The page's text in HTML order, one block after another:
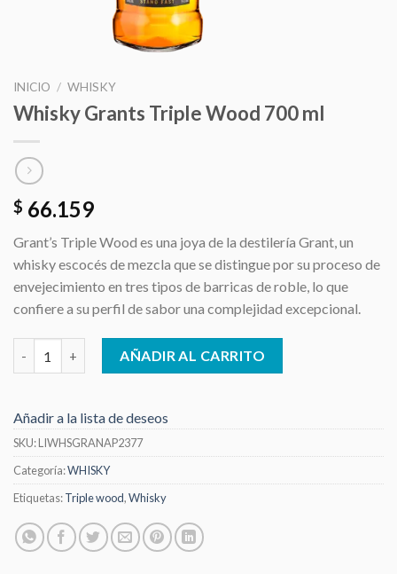
INICIO / WHISKY
Whisky Grants Triple Wood 700 ml
$ 66.159
Grant’s Triple Wood es una joya de la destilería Grant, un
whisky escocés de mezcla que se distingue por su proceso de
envejecimiento en tres tipos de barricas de roble, lo que
confiere a su perfil de sabor una complejidad excepcional.
Whisky Grants Triple Wood 700 ml cantidad
AÑADIR AL CARRITO
Añadir a la lista de deseos
SKU:LIWHSGRANAP2377
Categoría:WHISKY
Etiquetas:Triple wood,Whisky